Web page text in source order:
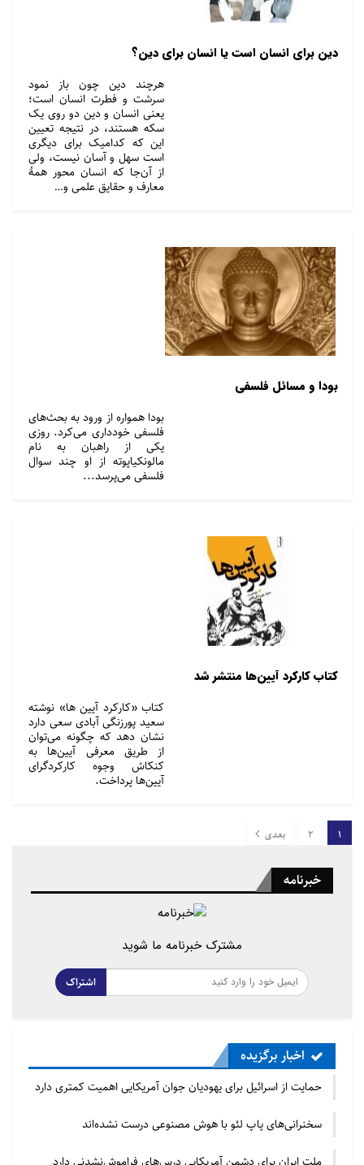
دین برای انسان است یا انسان برای دین؟
هرچند دین چون باز نمود
سرشت و فطرت انسان است؛
یعنی انسان و دین دو روی یک
سکه هستند، در نتیجه تعیین
این که کدامیک برای دیگری
است سهل و آسان نیست، ولی
از آن‌جا که انسان محور همۀ
معارف و حقایق علمی و…
بودا و مسائل فلسفی
بودا همواره از ورود به بحث‌های
فلسفی خودداری می‌کرد. روزی
یکی از راهبان به نام
مالونکیاپوته از او چند سوال
فلسفی می‌پرسد...
کتاب کارکرد آیین‌ها منتشر شد
کتاب «کارکرد آیین ها» نوشته
سعید پورزنگی آبادی سعی دارد
نشان دهد که چگونه می‌توان
از طریق معرفی آیین‌ها به
کنکاش وجوه کارکردگرای
آیین‌ها پرداخت.
1
2 بعدی
خبرنامه
مشترک خبرنامه ما شوید
اشتراک
اخبار برگزیده
حمایت از اسرائیل برای یهودیان جوان آمریکایی اهمیت کمتری دارد
سخنرانی‌های پاپ لئو با هوش مصنوعی درست نشده‌اند